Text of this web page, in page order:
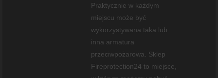
Praktycznie w każdym
miejscu może być
wykorzystywana taka lub
inna armatura
przeciwpożarowa. Sklep
Fireprotection24 to miejsce,